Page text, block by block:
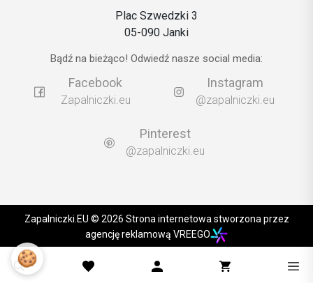
Plac Szwedzki 3
05-090 Janki
Bądź na bieżąco! Odwiedź nasze social media:
Facebook
Zapalniczki.eu
Instagram
@zapalniczki.eu
Pinterest
@zapalniczki.eu
Zapalniczki.EU © 2026 Strona internetowa stworzona przez
agencję reklamową VREEGO
🍪